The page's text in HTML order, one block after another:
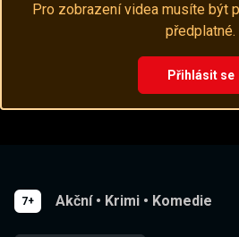
Pro zobrazení videa musíte být
předplatné.
Přihlásit se
7+ Akční • Krimi • Komedie